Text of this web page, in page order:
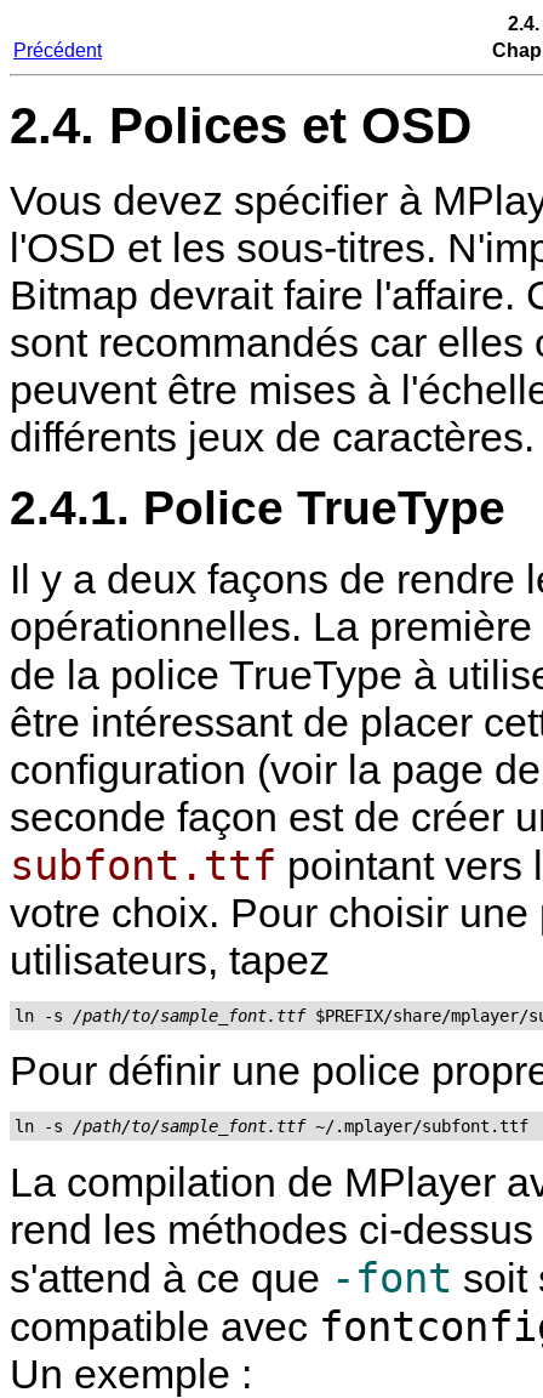
Précédent
2.4. Polices et OSD
Vous devez spécifier à
l'OSD et les sous-titres.
Bitmap devrait faire l'affaire.
sont recommandés car
peuvent être mises à
différents jeux de caractères.
2.4.1. Police TrueType
Il y a deux façons de rendre
opérationnelles. La
de la police TrueType à
être intéressant de placer
configuration (voir la page
seconde façon est de créer
subfont.ttf pointant vers
votre choix. Pour choisir
utilisateurs, tapez
ln -s /path/to/sample_font.ttf $PREFIX/share/
Pour définir une police
ln -s /path/to/sample_font.ttf ~/.mplayer/subfont.ttf
La compilation de MPlayer
rend les méthodes ci-
s'attend à ce que -font soit
compatible avec
Un exemple :